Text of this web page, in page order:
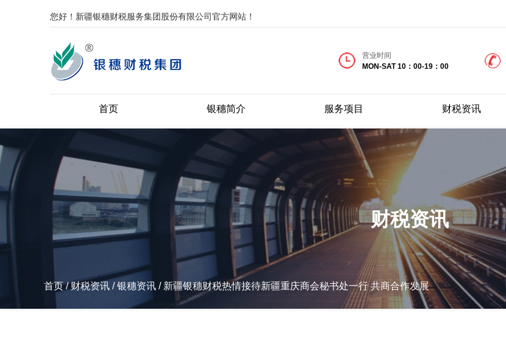
您好！新疆银穗财税服务集团股份有限公司官方网站！
营业时间
MON-SAT 10：00-19：00
首页 银穗简介 服务项目 财税资讯
财税资讯
首页/财税资讯 /银穗资讯 / 新疆银穗财税热情接待新疆重庆商会秘书处一行 共商合作发展